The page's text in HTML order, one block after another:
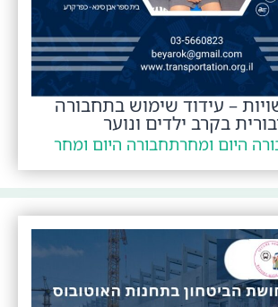
– עידוד שימוש בתחבורה
בקרב ילדים ונוער
היום ומחרתחבורה היום ומחר